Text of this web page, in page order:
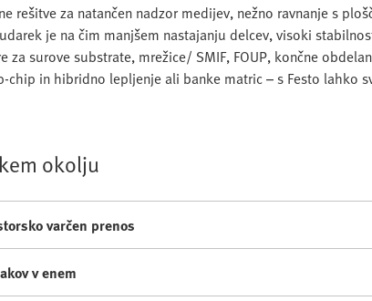
rešitve za natančen nadzor medijev, nežno ravnanje s
je na čim manjšem nastajanju delcev, visoki
za surove substrate, mrežice/ SMIF, FOUP, končne
in hibridno lepljenje ali banke matric – s Festo lahko
okolju
varčen prenos
v enem